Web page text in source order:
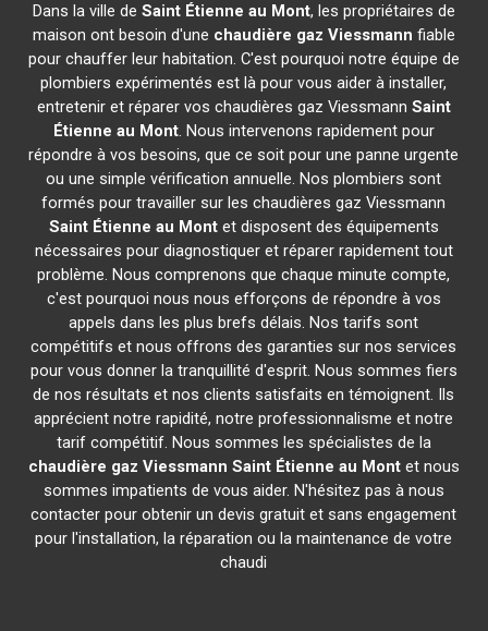
Dans la ville de Saint Étienne au Mont, les propriétaires de
maison ont besoin d'une chaudière gaz Viessmann fiable
pour chauffer leur habitation. C'est pourquoi notre équipe de
plombiers expérimentés est là pour vous aider à installer,
entretenir et réparer vos chaudières gaz Viessmann Saint
Étienne au Mont. Nous intervenons rapidement pour
répondre à vos besoins, que ce soit pour une panne urgente
ou une simple vérification annuelle. Nos plombiers sont
formés pour travailler sur les chaudières gaz Viessmann
Saint Étienne au Montet disposent des équipements
nécessaires pour diagnostiquer et réparer rapidement tout
problème. Nous comprenons que chaque minute compte,
c'est pourquoi nous nous efforçons de répondre à vos
appels dans les plus brefs délais. Nos tarifs sont
compétitifs et nous offrons des garanties sur nos services
pour vous donner la tranquillité d'esprit. Nous sommes fiers
de nos résultats et nos clients satisfaits en témoignent. Ils
apprécient notre rapidité, notre professionnalisme et notre
tarif compétitif. Nous sommes les spécialistes de la
chaudière gaz Viessmann Saint Étienne au Montet nous
sommes impatients de vous aider. N'hésitez pas à nous
contacter pour obtenir un devis gratuit et sans engagement
pour l'installation, la réparation ou la maintenance de votre
chaudi